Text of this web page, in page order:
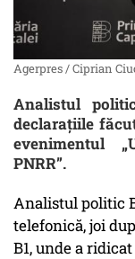
Agerpres / Ciprian
Analistul
declarațiile
evenimentul
PNRR”.
Analistul politic
telefonică, joi
B1, unde a